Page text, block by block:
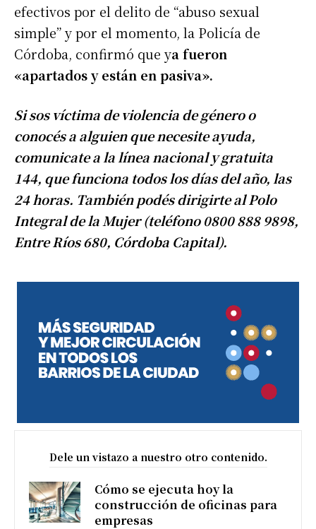
efectivos por el delito de “abuso sexual
simple” y por el momento, la Policía de
Córdoba, confirmó que ya fueron
«apartados y están en pasiva».
Si sos víctima de violencia de género o
conocés a alguien que necesite ayuda,
comunicate a la línea nacional y gratuita
144, que funciona todos los días del año, las
24 horas. También podés dirigirte al Polo
Integral de la Mujer (teléfono 0800 888 9898,
Entre Ríos 680, Córdoba Capital).
Dele un vistazo a nuestro otro contenido.
Cómo se ejecuta hoy la
construcción de oficinas para
empresas